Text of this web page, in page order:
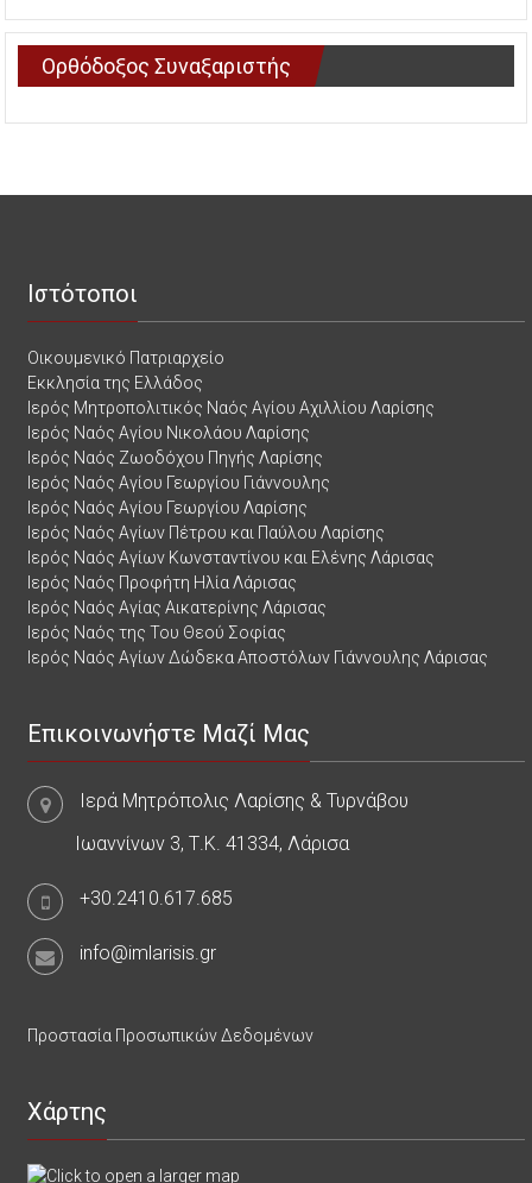
Ορθόδοξος Συναξαριστής
Ιστότοποι
Οικουμενικό Πατριαρχείο
Εκκλησία της Ελλάδος
Ιερός Μητροπολιτικός Ναός Αγίου Αχιλλίου Λαρίσης
Ιερός Ναός Αγίου Νικολάου Λαρίσης
Ιερός Ναός Ζωοδόχου Πηγής Λαρίσης
Ιερός Ναός Αγίου Γεωργίου Γιάννουλης
Ιερός Ναός Αγίου Γεωργίου Λαρίσης
Ιερός Ναός Αγίων Πέτρου και Παύλου Λαρίσης
Ιερός Ναός Αγίων Κωνσταντίνου και Ελένης Λάρισας
Ιερός Ναός Προφήτη Ηλία Λάρισας
Ιερός Ναός Αγίας Αικατερίνης Λάρισας
Ιερός Ναός της Του Θεού Σοφίας
Ιερός Ναός Αγίων Δώδεκα Αποστόλων Γιάννουλης Λάρισας
Επικοινωνήστε Μαζί Μας
Ιερά Μητρόπολις Λαρίσης & Τυρνάβου
Ιωαννίνων 3, Τ.Κ. 41334, Λάρισα
+30.2410.617.685
info@imlarisis.gr
Προστασία Προσωπικών Δεδομένων
Χάρτης